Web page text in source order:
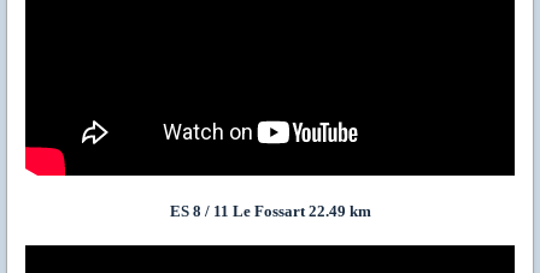
ES 8 / 11 Le Fossart 22.49 km